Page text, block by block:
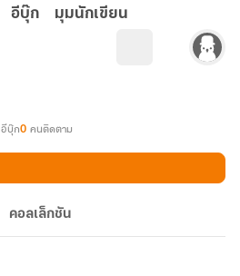
อีบุ๊ก มุมนักเขียน
อีบุ๊ก0 คนติดตาม
คอลเล็กชัน